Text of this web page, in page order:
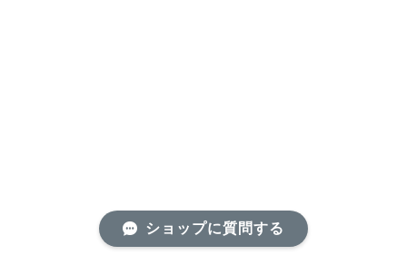
ショップに質問する